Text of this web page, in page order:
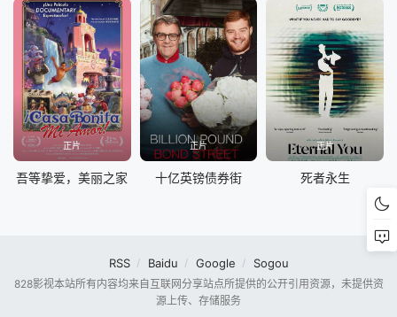
正片
吾等挚爱，美丽之家
正片
十亿英镑债券街
正片
死者永生
RSS Baidu Google Sogou
828影视本站所有内容均来自互联网分享站点所提供的公开引用资源，未提供资
源上传、存储服务